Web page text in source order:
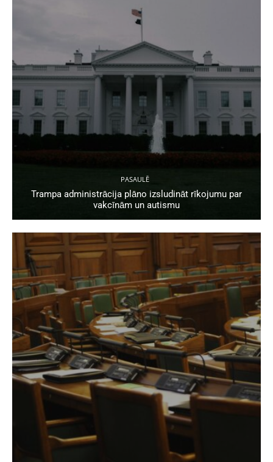
PASAULĒ
Trampa administrācija plāno izsludināt rīkojumu par
vakcīnām un autismu